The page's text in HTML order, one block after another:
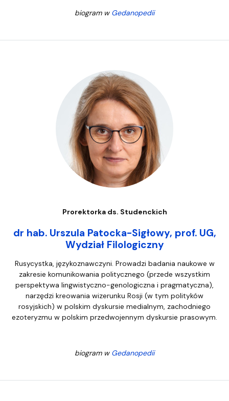
biogram w Gedanopedii
Prorektorka ds. Studenckich
dr hab. Urszula Patocka-Sigłowy, prof. UG,
Wydział Filologiczny
Rusycystka, językoznawczyni. Prowadzi badania naukowe w
zakresie komunikowania politycznego (przede wszystkim
perspektywa lingwistyczno-genologiczna i pragmatyczna),
narzędzi kreowania wizerunku Rosji (w tym polityków
rosyjskich) w polskim dyskursie medialnym, zachodniego
ezoteryzmu w polskim przedwojennym dyskursie prasowym.
biogram w Gedanopedii